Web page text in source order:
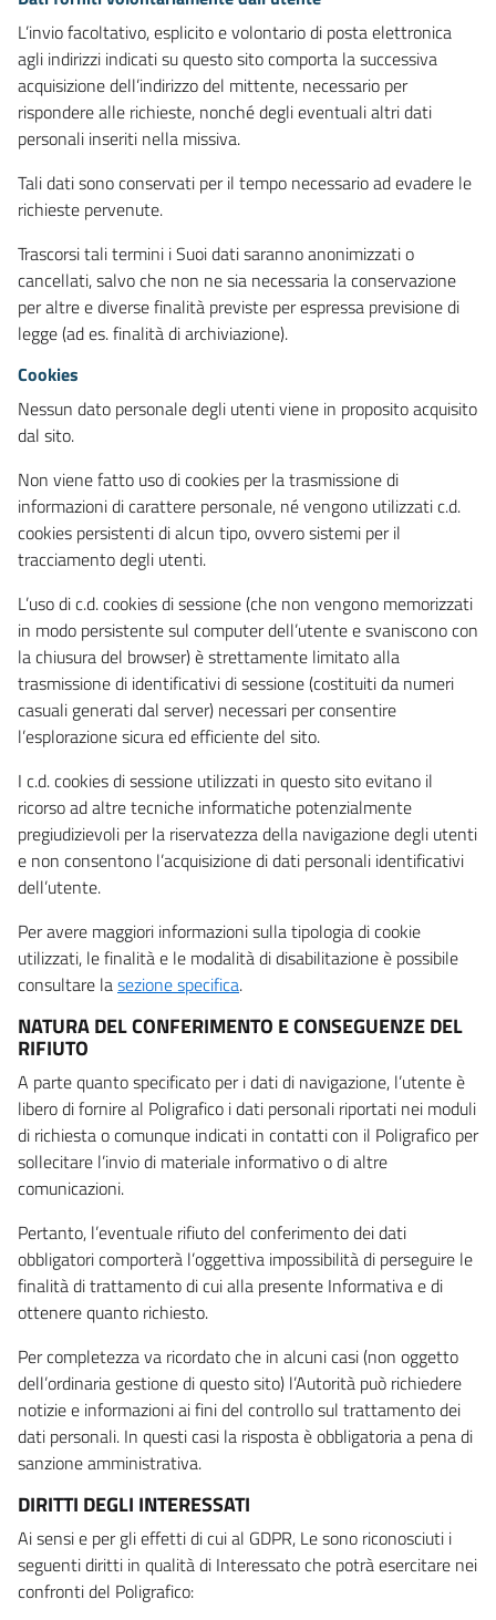
L’invio facoltativo, esplicito e volontario di posta elettronica
agli indirizzi indicati su questo sito comporta la successiva
acquisizione dell’indirizzo del mittente, necessario per
rispondere alle richieste, nonché degli eventuali altri dati
personali inseriti nella missiva.
Tali dati sono conservati per il tempo necessario ad evadere le
richieste pervenute.
Trascorsi tali termini i Suoi dati saranno anonimizzati o
cancellati, salvo che non ne sia necessaria la conservazione
per altre e diverse finalità previste per espressa previsione di
legge (ad es. finalità di archiviazione).
Cookies
Nessun dato personale degli utenti viene in proposito acquisito
dal sito.
Non viene fatto uso di cookies per la trasmissione di
informazioni di carattere personale, né vengono utilizzati c.d.
cookies persistenti di alcun tipo, ovvero sistemi per il
tracciamento degli utenti.
L’uso di c.d. cookies di sessione (che non vengono memorizzati
in modo persistente sul computer dell’utente e svaniscono con
la chiusura del browser) è strettamente limitato alla
trasmissione di identificativi di sessione (costituiti da numeri
casuali generati dal server) necessari per consentire
l’esplorazione sicura ed efficiente del sito.
I c.d. cookies di sessione utilizzati in questo sito evitano il
ricorso ad altre tecniche informatiche potenzialmente
pregiudizievoli per la riservatezza della navigazione degli utenti
e non consentono l’acquisizione di dati personali identificativi
dell’utente.
Per avere maggiori informazioni sulla tipologia di cookie
utilizzati, le finalità e le modalità di disabilitazione è possibile
consultare lasezione specifica.
NATURA DEL CONFERIMENTO E CONSEGUENZE DEL
RIFIUTO
A parte quanto specificato per i dati di navigazione, l’utente è
libero di fornire al Poligrafico i dati personali riportati nei moduli
di richiesta o comunque indicati in contatti con il Poligrafico per
sollecitare l’invio di materiale informativo o di altre
comunicazioni.
Pertanto, l’eventuale rifiuto del conferimento dei dati
obbligatori comporterà l’oggettiva impossibilità di perseguire le
finalità di trattamento di cui alla presente Informativa e di
ottenere quanto richiesto.
Per completezza va ricordato che in alcuni casi (non oggetto
dell’ordinaria gestione di questo sito) l’Autorità può richiedere
notizie e informazioni ai fini del controllo sul trattamento dei
dati personali. In questi casi la risposta è obbligatoria a pena di
sanzione amministrativa.
DIRITTI DEGLI INTERESSATI
Ai sensi e per gli effetti di cui al GDPR, Le sono riconosciuti i
seguenti diritti in qualità di Interessato che potrà esercitare nei
confronti del Poligrafico: